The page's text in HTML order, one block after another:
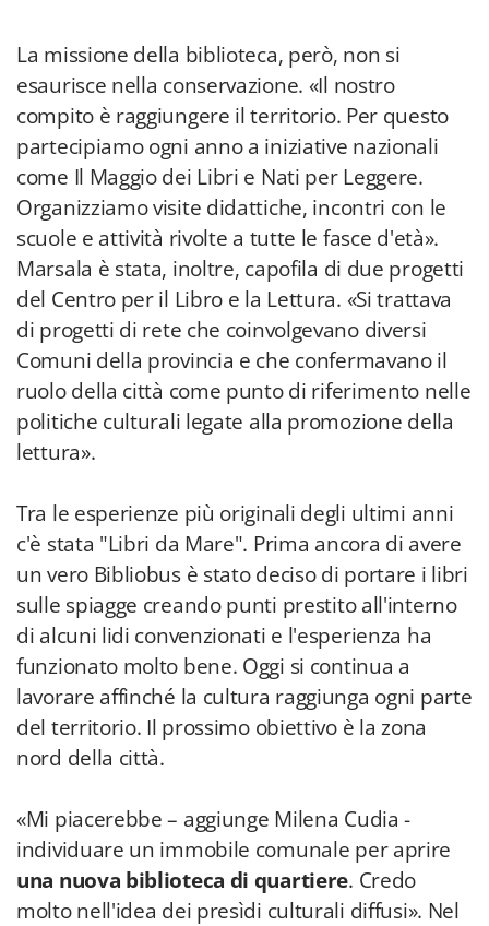
La missione della biblioteca, però, non si
esaurisce nella conservazione. «Il nostro
compito è raggiungere il territorio. Per questo
partecipiamo ogni anno a iniziative nazionali
come Il Maggio dei Libri e Nati per Leggere.
Organizziamo visite didattiche, incontri con le
scuole e attività rivolte a tutte le fasce d'età».
Marsala è stata, inoltre, capofila di due progetti
del Centro per il Libro e la Lettura. «Si trattava
di progetti di rete che coinvolgevano diversi
Comuni della provincia e che confermavano il
ruolo della città come punto di riferimento nelle
politiche culturali legate alla promozione della
lettura».
Tra le esperienze più originali degli ultimi anni
c'è stata "Libri da Mare". Prima ancora di avere
un vero Bibliobus è stato deciso di portare i libri
sulle spiagge creando punti prestito all'interno
di alcuni lidi convenzionati e l'esperienza ha
funzionato molto bene. Oggi si continua a
lavorare affinché la cultura raggiunga ogni parte
del territorio. Il prossimo obiettivo è la zona
nord della città.
«Mi piacerebbe – aggiunge Milena Cudia -
individuare un immobile comunale per aprire
una nuova biblioteca di quartiere. Credo
molto nell'idea dei presìdi culturali diffusi». Nel